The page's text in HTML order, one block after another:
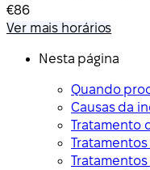
€86
Ver mais horários
Nesta página
Quando
Causas da
Tratamento